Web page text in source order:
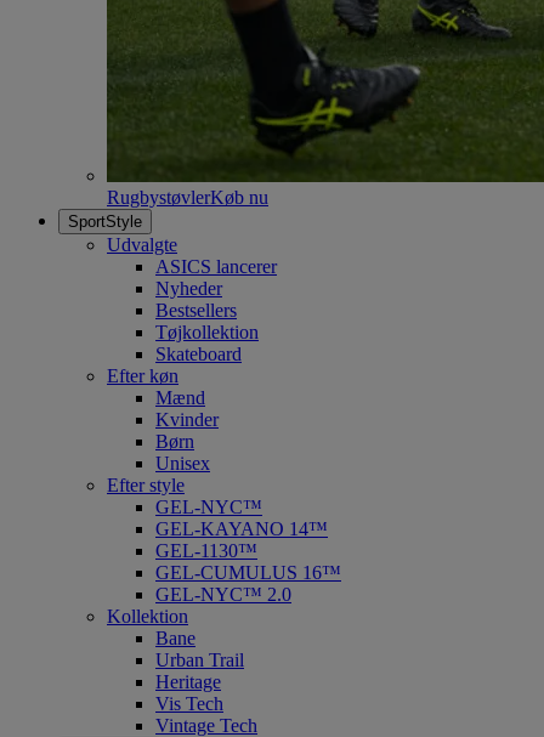
RugbystøvlerKøb nu
SportStyle
Udvalgte
ASICS lancerer
Nyheder
Bestsellers
Tøjkollektion
Skateboard
Efter køn
Mænd
Kvinder
Børn
Unisex
Efter style
GEL-NYC™
GEL-KAYANO 14™
GEL-1130™
GEL-CUMULUS 16™
GEL-NYC™ 2.0
Kollektion
Bane
Urban Trail
Heritage
Vis Tech
Vintage Tech